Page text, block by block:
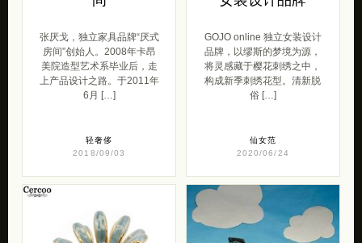
张厌戈，独立家具品牌“厌式
房间”创始人。2008年卡昂
美院造型艺术系毕业后，走
上产品设计之路。于2011年
6月 […]
轻奢侈
2018/09/03
GOJO online 独立女装设计
品牌，以缪斯的梦境为源，
将灵感藏于樱花刺绣之中，
构成新季刺绣花型。清新脱
俗 […]
仙女范
2020/06/24